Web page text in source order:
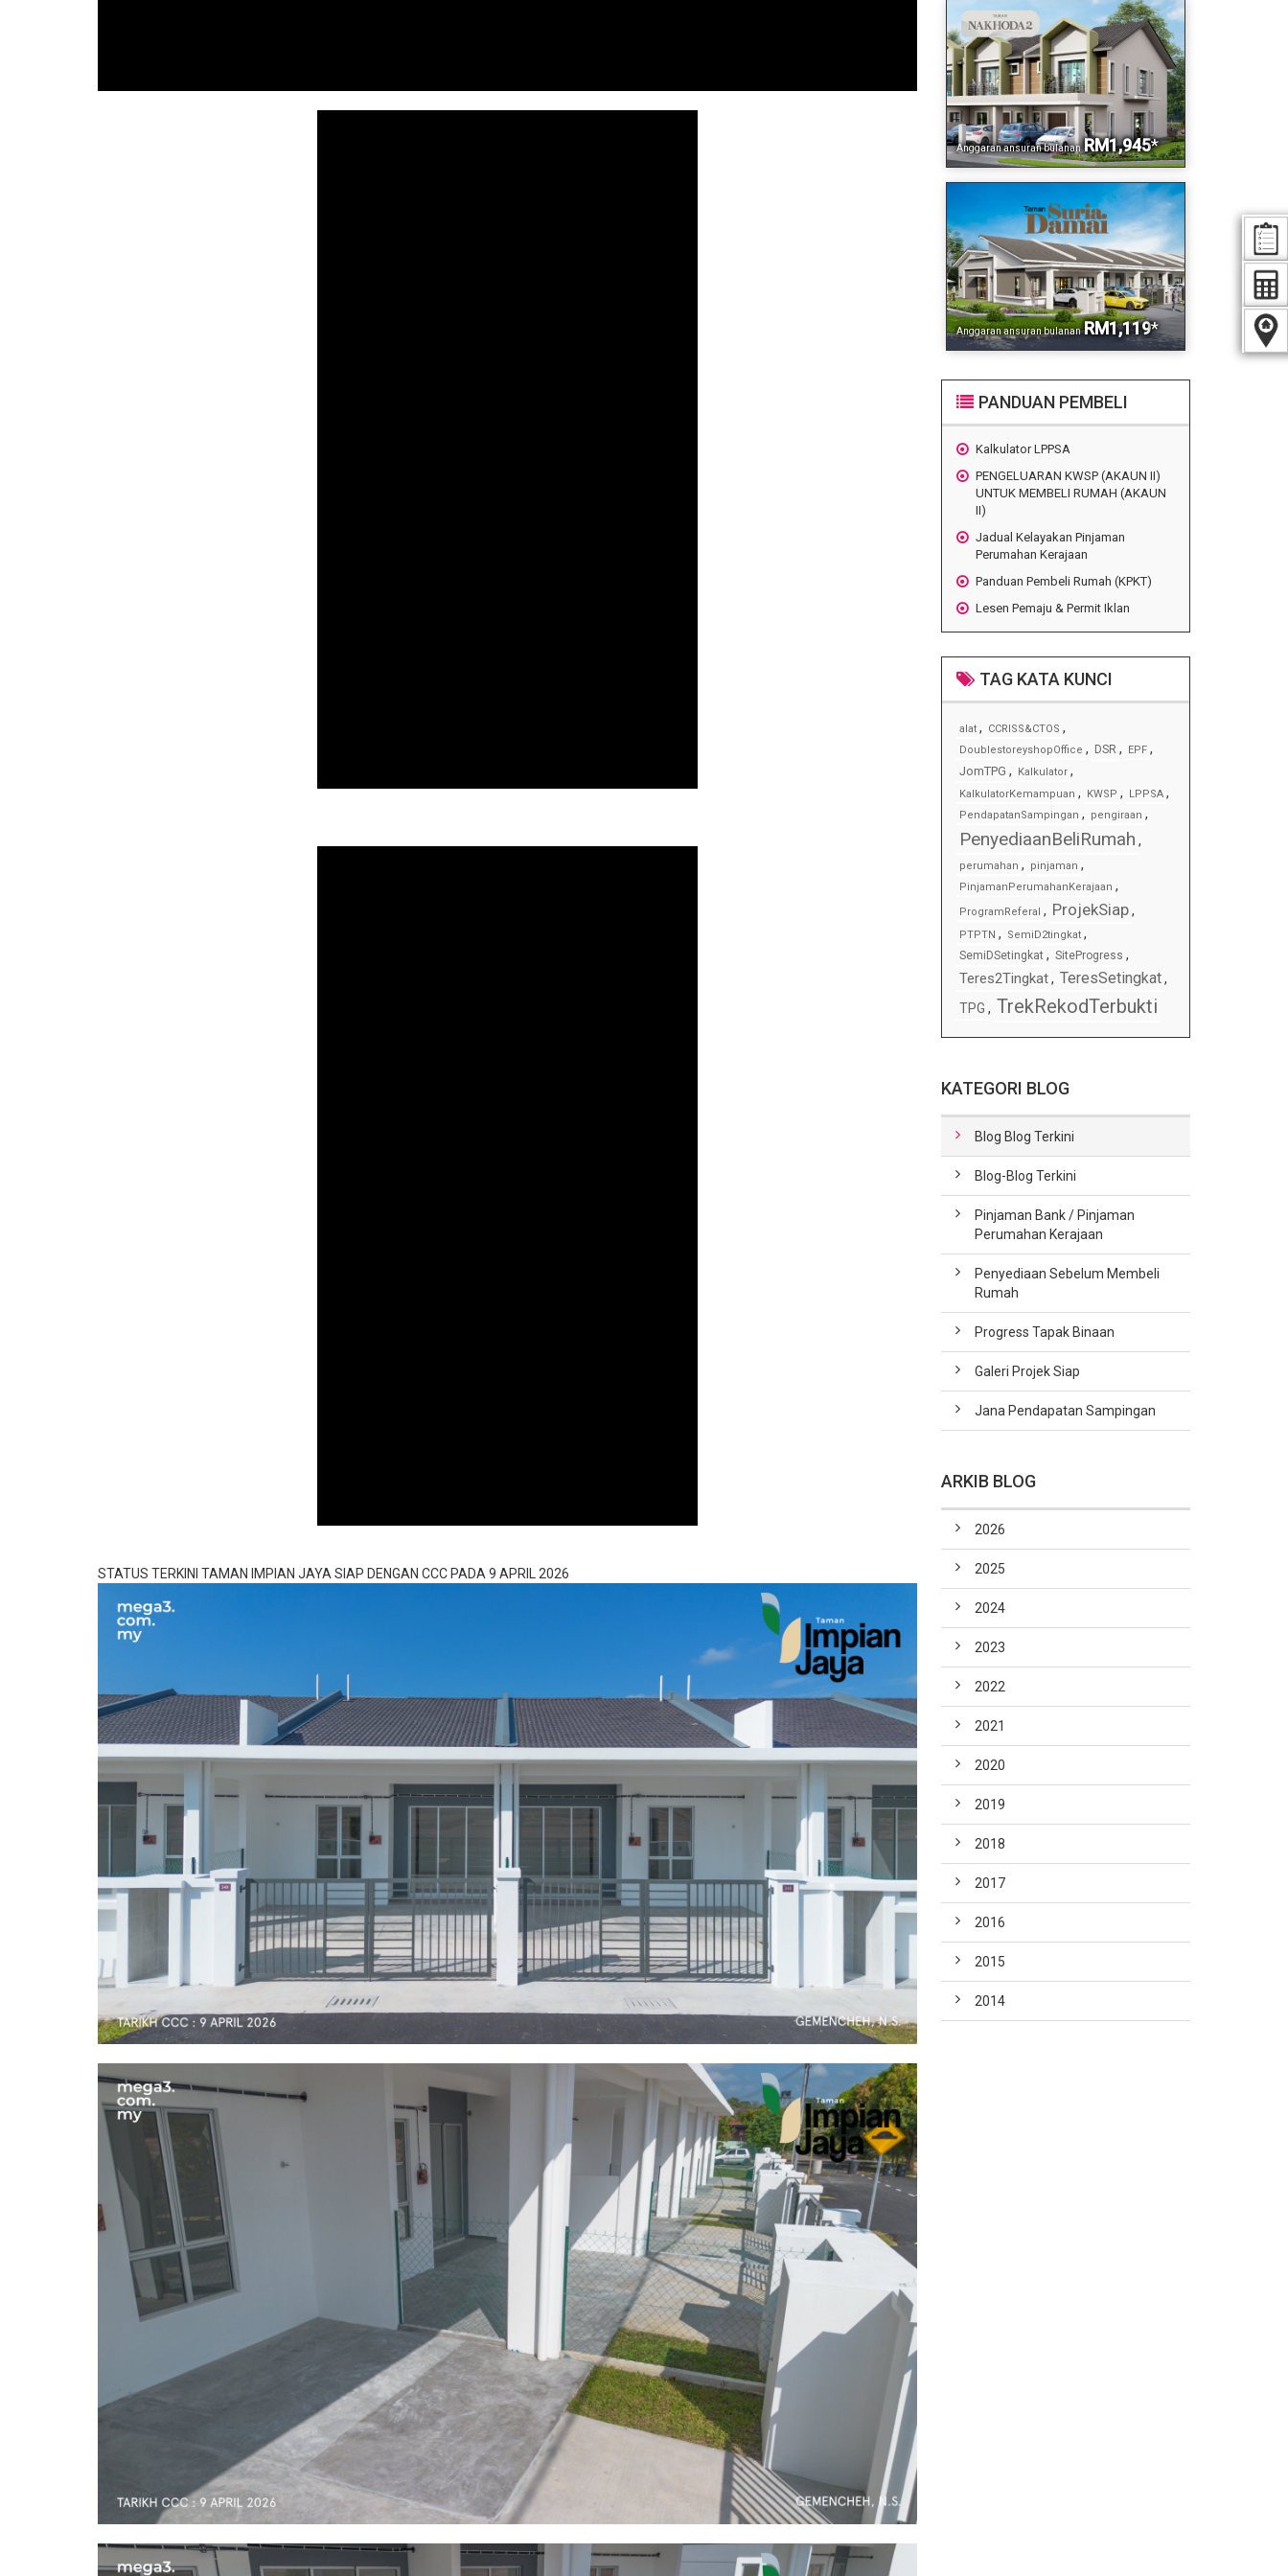
STATUS TERKINI TAMAN IMPIAN JAYA SIAP DENGAN CCC PADA 9 APRIL 2026
Anggaran ansuran bulanan RM1,945*
Anggaran ansuran bulanan RM1,119*
PANDUAN PEMBELI
Kalkulator LPPSA
PENGELUARAN KWSP (AKAUN II)
UNTUK MEMBELI RUMAH (AKAUN
II)
Jadual Kelayakan Pinjaman
Perumahan Kerajaan
Panduan Pembeli Rumah (KPKT)
Lesen Pemaju & Permit Iklan
TAG KATA KUNCI
alat , CCRISS&CTOS ,
DoublestoreyshopOffice , DSR , EPF ,
JomTPG , Kalkulator ,
KalkulatorKemampuan , KWSP , LPPSA ,
PendapatanSampingan , pengiraan ,
PenyediaanBeliRumah ,
perumahan , pinjaman ,
PinjamanPerumahanKerajaan ,
ProgramReferal , ProjekSiap,
PTPTN , SemiD2tingkat ,
SemiDSetingkat , SiteProgress ,
Teres2Tingkat, TeresSetingkat,
TPG , TrekRekodTerbukti
KATEGORI BLOG
Blog Blog Terkini
Blog-Blog Terkini
Pinjaman Bank / Pinjaman
Perumahan Kerajaan
Penyediaan Sebelum Membeli
Rumah
Progress Tapak Binaan
Galeri Projek Siap
Jana Pendapatan Sampingan
ARKIB BLOG
2026
2025
2024
2023
2022
2021
2020
2019
2018
2017
2016
2015
2014